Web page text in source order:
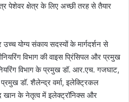
पेशेवर क्षेत्र के लिए अच्छी तरह से तैयार
योग्य संकाय सदस्यों के मार्गदर्शन से
विभाग की वाइस प्रिंसिपल और प्रमुख
विभाग के प्रमुख डॉ. आर.एच. गजघाट,
डॉ. शैलेन्द्र वर्मा, इलेक्ट्रिकल
खान के नेतृत्व में इलेक्ट्रॉनिक्स और